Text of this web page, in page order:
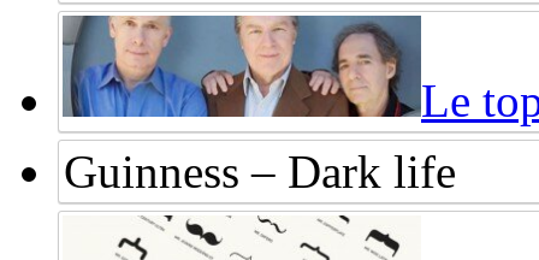
Le
Guinness – Dark life